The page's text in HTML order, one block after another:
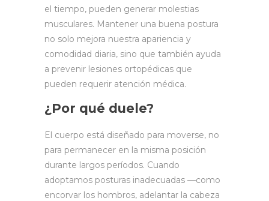
el tiempo, pueden generar molestias
musculares. Mantener una buena postura
no solo mejora nuestra apariencia y
comodidad diaria, sino que también ayuda
a prevenir lesiones ortopédicas que
pueden requerir atención médica.
¿Por qué duele?
El cuerpo está diseñado para moverse, no
para permanecer en la misma posición
durante largos períodos. Cuando
adoptamos posturas inadecuadas —como
encorvar los hombros, adelantar la cabeza